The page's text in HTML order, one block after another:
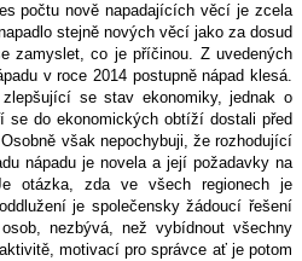
počtu nově napadajících věcí je zcela
stejně nových věcí jako za dosud
zamyslet, co je příčinou. Z uvedených
v roce 2014 postupně nápad klesá.
se stav ekonomiky, jednak o
se do ekonomických obtíží dostali před
však nepochybuji, že rozhodující
nápadu je novela a její požadavky na
otázka, zda ve všech regionech je
je společensky žádoucí řešení
nezbývá, než vybídnout všechny
motivací pro správce ať je potom